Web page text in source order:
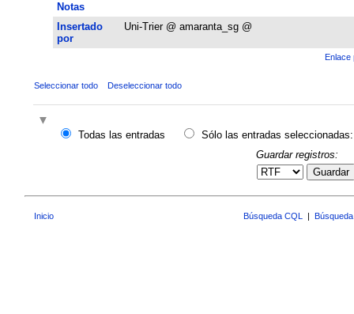
Notas
Insertado
por
Uni-Trier @ amaranta_sg @
Enlace
Seleccionar todo Deseleccionar todo
Todas las entradas
Sólo las entradas seleccionadas:
Guardar registros:
Guardar
Inicio Búsqueda CQL